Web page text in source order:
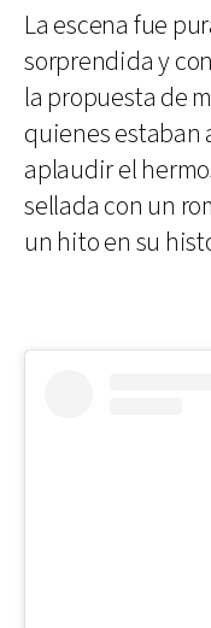
La escena fue
sorprendida y
la propuesta de
quienes estaban
aplaudir el
sellada con un
un hito en su